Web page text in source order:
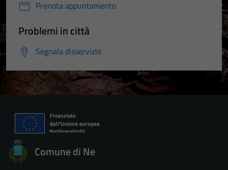
Prenota appuntamento
Problemi in città
Segnala disservizio
Comune di Ne